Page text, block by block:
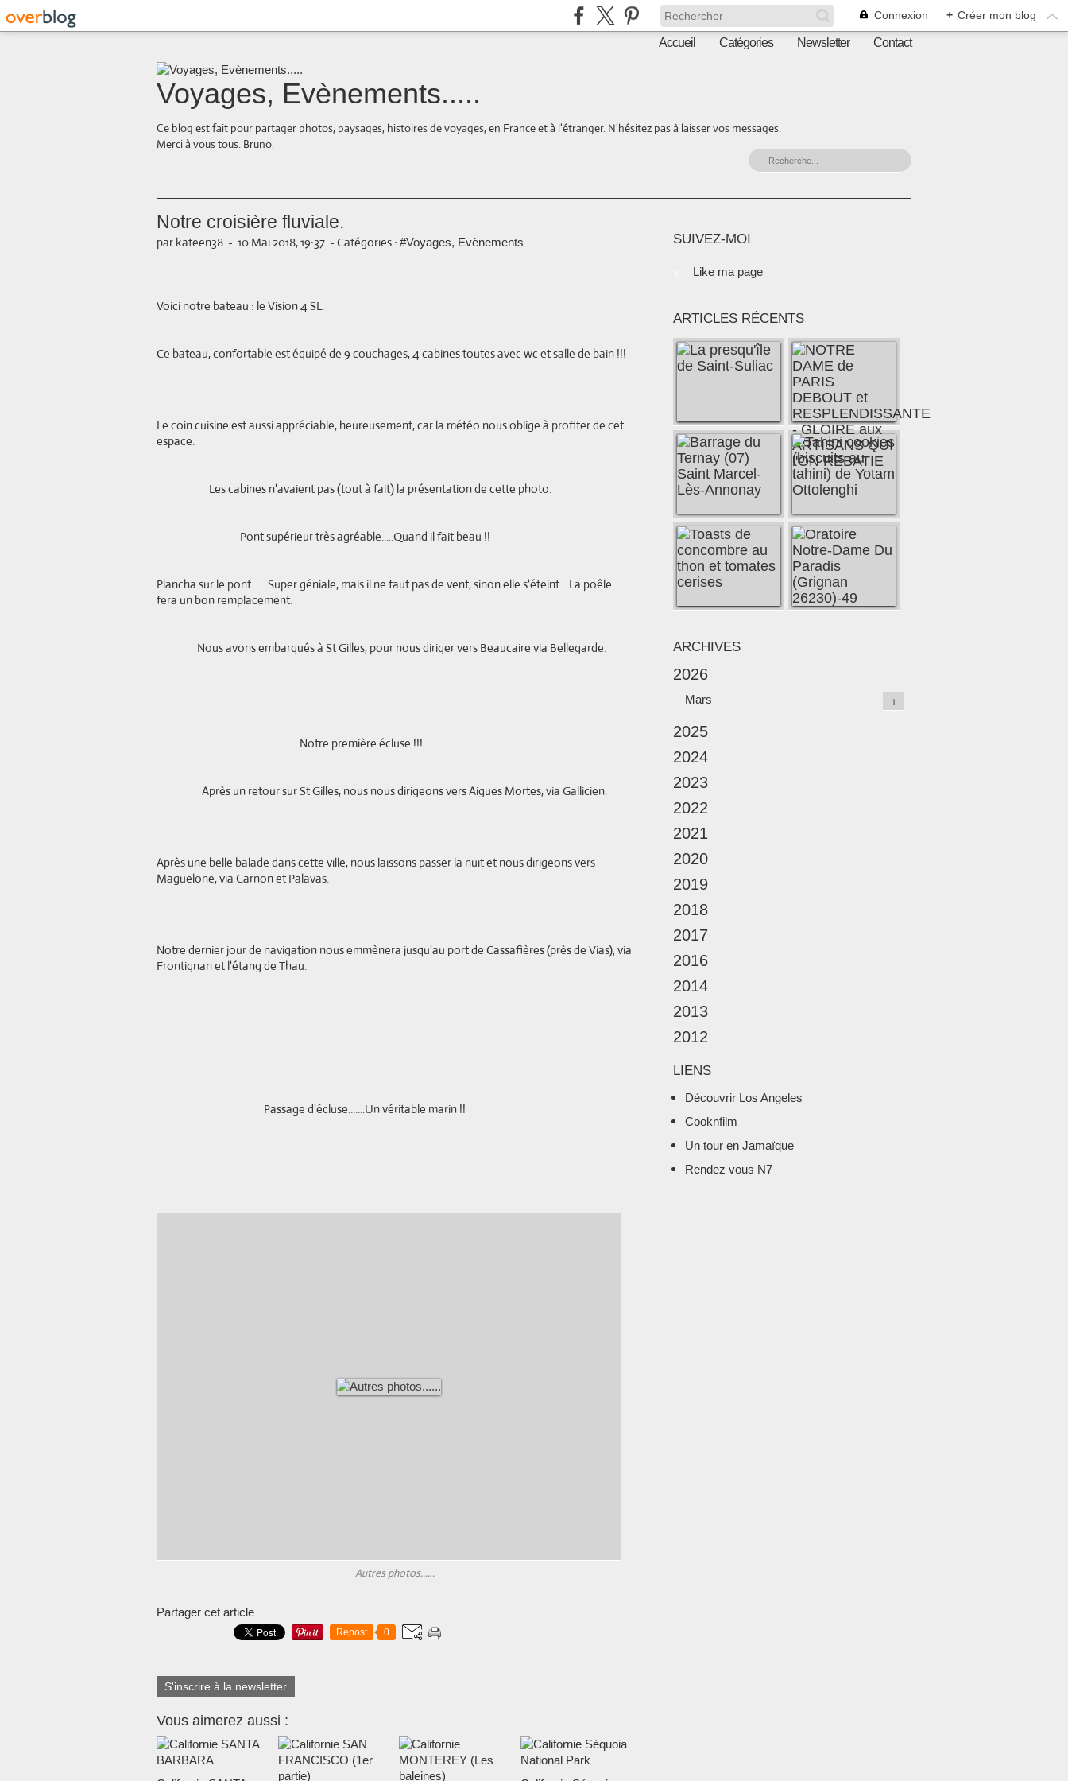
Connexion + Créer mon blog
Accueil Catégories Newsletter Contact
Voyages, Evènements.....
Ce blog est fait pour partager photos, paysages, histoires de voyages, en France et à l'étranger. N'hésitez pas à laisser vos messages.
Merci à vous tous. Bruno.
Notre croisière fluviale.
par kateen38 - 10 Mai 2018, 19:37 - Catégories : #Voyages, Evènements
Voici notre bateau : le Vision 4 SL.
Ce bateau, confortable est équipé de 9 couchages, 4 cabines toutes avec wc et salle de bain !!!
Le coin cuisine est aussi appréciable, heureusement, car la météo nous oblige à profiter de cet
espace.
Les cabines n'avaient pas (tout à fait) la présentation de cette photo.
Pont supérieur très agréable.....Quand il fait beau !!
Plancha sur le pont...... Super géniale, mais il ne faut pas de vent, sinon elle s'éteint....La poêle
fera un bon remplacement.
Nous avons embarqués à St Gilles, pour nous diriger vers Beaucaire via Bellegarde.
Notre première écluse !!!
Après un retour sur St Gilles, nous nous dirigeons vers Aigues Mortes, via Gallicien.
Après une belle balade dans cette ville, nous laissons passer la nuit et nous dirigeons vers
Maguelone, via Carnon et Palavas.
Notre dernier jour de navigation nous emmènera jusqu'au port de Cassafières (près de Vias), via
Frontignan et l'étang de Thau.
Passage d'écluse.......Un véritable marin !!
Autres photos......
Partager cet article
Repost 0
S'inscrire à la newsletter
Vous aimerez aussi :
SUIVEZ-MOI
Like ma page
ARTICLES RÉCENTS
ARCHIVES
2026
Mars 1
2025
2024
2023
2022
2021
2020
2019
2018
2017
2016
2014
2013
2012
LIENS
Découvrir Los Angeles
Cooknfilm
Un tour en Jamaïque
Rendez vous N7